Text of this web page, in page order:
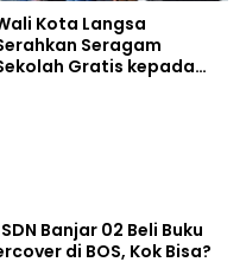
Kota Langsa
Seragam
Gratis kepada
Banjar 02 Beli Buku
di BOS, Kok Bisa?